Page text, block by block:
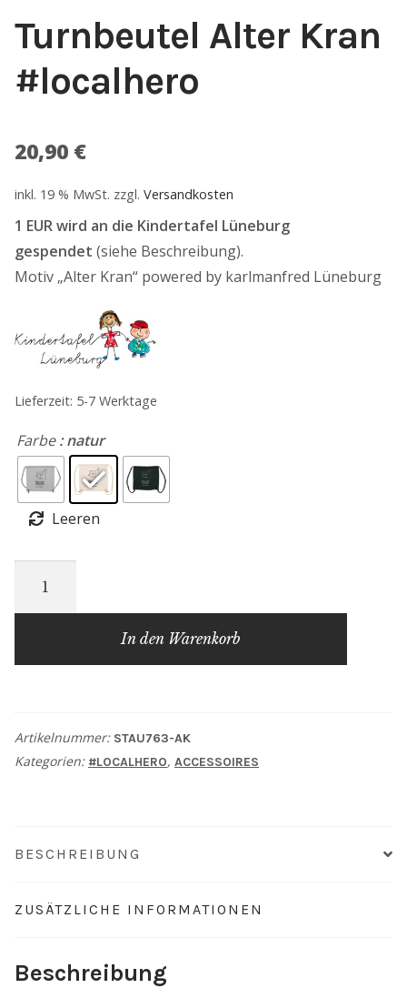
Sample Page
Unser Denken
Widerrufsbelehrung
Zahlung und Versand
Zahlungsarten
Turnbeutel Alter Kran
#localhero
20,90 €
inkl. 19 % MwSt. zzgl. Versandkosten
1 EUR wird an die Kindertafel Lüneburg
gespendet (siehe Beschreibung).
Motiv „Alter Kran“ powered by karlmanfred Lüneburg
Lieferzeit: 5-7 Werktage
Farbe : natur
Leeren
Alter
In den Warenkorb
Artikelnummer: STAU763-AK
Kategorien:#LOCALHERO, ACCESSOIRES
BESCHREIBUNG
ZUSÄTZLICHE INFORMATIONEN
Beschreibung